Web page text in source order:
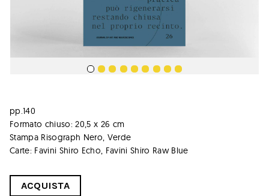
pp.140
Formato chiuso: 20,5 x 26 cm
Stampa Risograph Nero, Verde
Carte: Favini Shiro Echo, Favini Shiro Raw Blue
ACQUISTA